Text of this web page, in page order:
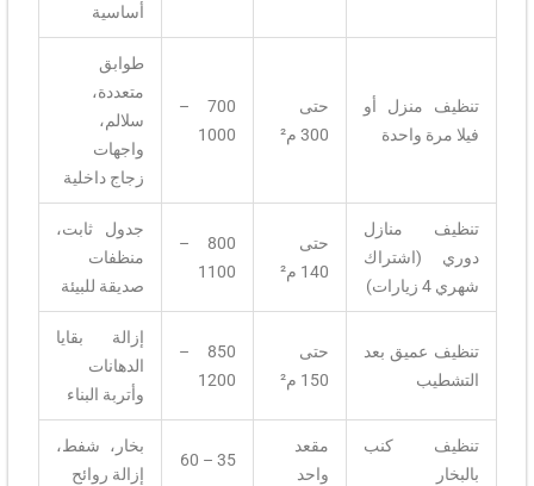
أساسية
تنظيف منزل أو
فيلا مرة واحدة
حتى
300 م²
700 –
1000
طوابق
متعددة،
سلالم،
واجهات
زجاج داخلية
تنظيف منازل
دوري (اشتراك
شهري 4 زيارات)
حتى
140 م²
800 –
1100
جدول ثابت،
منظفات
صديقة للبيئة
تنظيف عميق بعد
التشطيب
حتى
150 م²
850 –
1200
إزالة بقايا
الدهانات
وأتربة البناء
تنظيف كنب
بالبخار
مقعد
واحد
35 – 60
بخار، شفط،
إزالة روائح